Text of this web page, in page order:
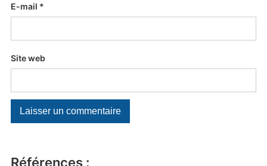
Références :
E-mail *
Site web